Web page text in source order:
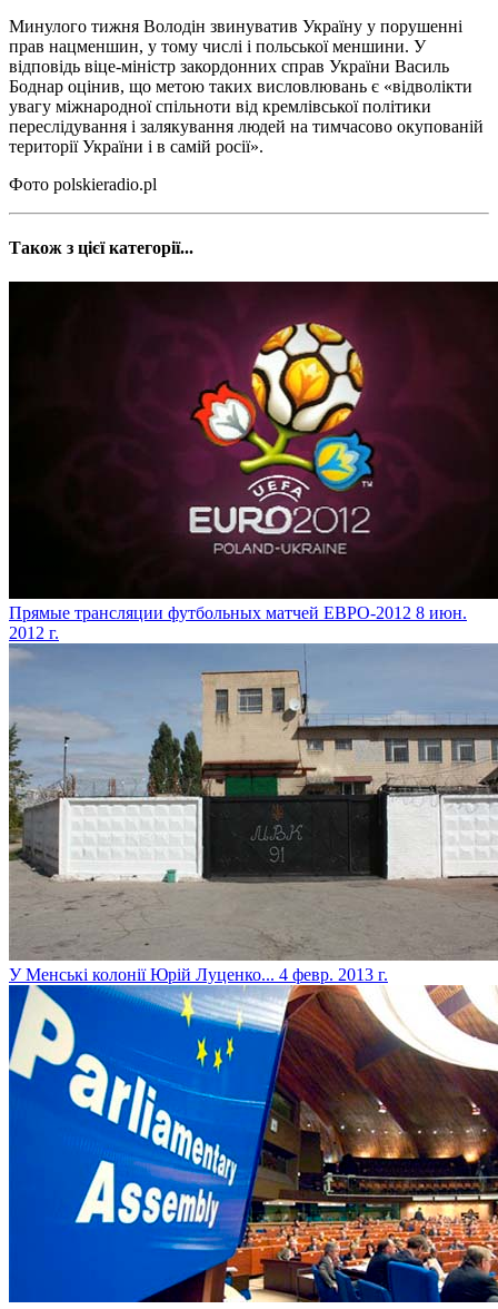
Минулого тижня Володін звинуватив Україну у порушенні
прав нацменшин, у тому числі і польської меншини. У
відповідь віце-міністр закордонних справ України Василь
Боднар оцінив, що метою таких висловлювань є «відволікти
увагу міжнародної спільноти від кремлівської політики
переслідування і залякування людей на тимчасово окупованій
території України і в самій росії».
Фото polskieradio.pl
Також з цієї категорії...
Прямые трансляции футбольных матчей ЕВРО-2012 8 июн.
2012 г.
У Менські колонії Юрій Луценко... 4 февр. 2013 г.